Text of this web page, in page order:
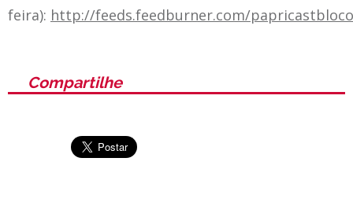
feira): http://feeds.feedburner.com/
Compartilhe